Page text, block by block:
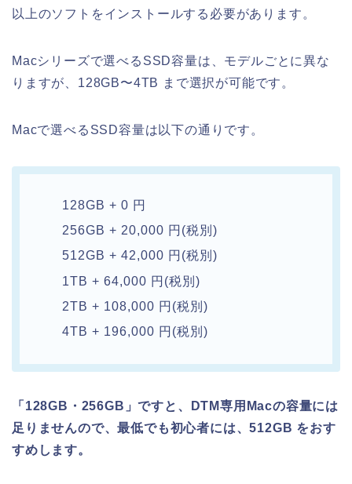
以上のソフトをインストールする必要があります。
Macシリーズで選べるSSD容量は、モデルごとに異な
りますが、128GB〜4TB まで選択が可能です。
Macで選べるSSD容量は以下の通りです。
128GB + 0 円
256GB + 20,000 円(税別)
512GB + 42,000 円(税別)
1TB + 64,000 円(税別)
2TB + 108,000 円(税別)
4TB + 196,000 円(税別)
「128GB・256GB」ですと、DTM専用Macの容量には
足りませんので、最低でも初心者には、512GB をおす
すめします。